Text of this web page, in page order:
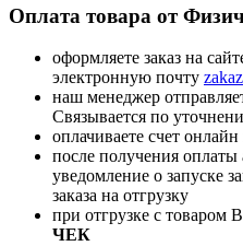
Оплата товара от
оформляете заказ на
электронную почту
наш менеджер
Связывается по
оплачиваете счет
после получения
уведомление о запуске
заказа на отгрузку
при отгрузке с товаром
ЧЕК